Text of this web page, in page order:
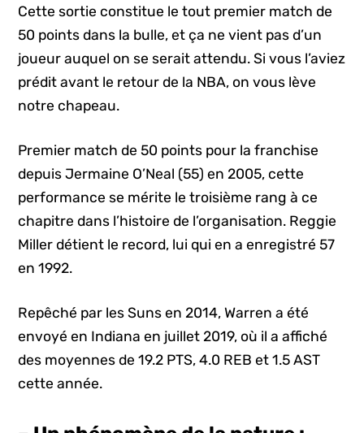
Cette sortie constitue le tout premier match de
50 points dans la bulle, et ça ne vient pas d’un
joueur auquel on se serait attendu. Si vous l’aviez
prédit avant le retour de la NBA, on vous lève
notre chapeau.
Premier match de 50 points pour la franchise
depuis Jermaine O’Neal (55) en 2005, cette
performance se mérite le troisième rang à ce
chapitre dans l’histoire de l’organisation. Reggie
Miller détient le record, lui qui en a enregistré 57
en 1992.
Repêché par les Suns en 2014, Warren a été
envoyé en Indiana en juillet 2019, où il a affiché
des moyennes de 19.2 PTS, 4.0 REB et 1.5 AST
cette année.